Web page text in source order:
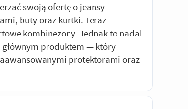
swoją ofertę o jeansy
buty oraz kurtki. Teraz
kombinezony. Jednak to nadal
produktem — który
protektorami oraz